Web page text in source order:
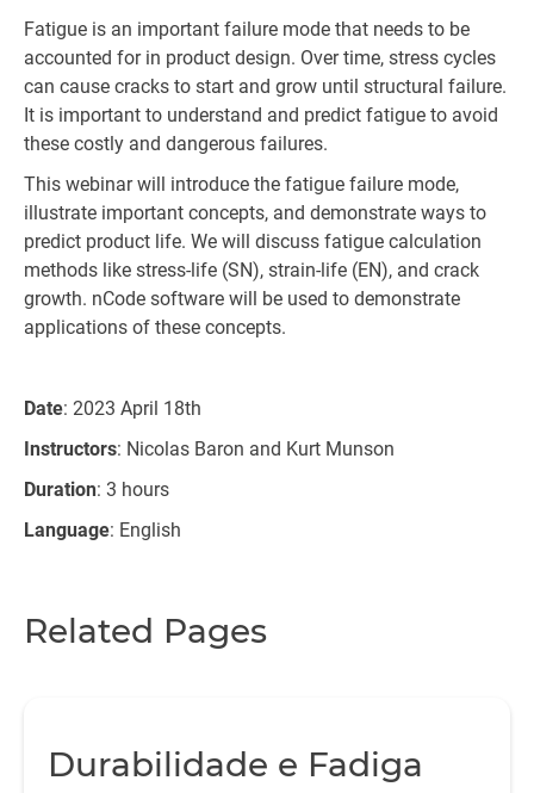
Fatigue is an important failure mode that needs to be
accounted for in product design. Over time, stress cycles
can cause cracks to start and grow until structural failure.
It is important to understand and predict fatigue to avoid
these costly and dangerous failures.
This webinar will introduce the fatigue failure mode,
illustrate important concepts, and demonstrate ways to
predict product life. We will discuss fatigue calculation
methods like stress-life (SN), strain-life (EN), and crack
growth. nCode software will be used to demonstrate
applications of these concepts.
Date: 2023 April 18th
Instructors: Nicolas Baron and Kurt Munson
Duration: 3 hours
Language: English
Related Pages
Durabilidade e Fadiga